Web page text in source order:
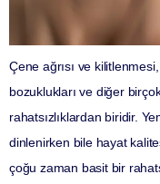
Çene ağrısı ve
bozuklukları ve diğer
rahatsızlıklardan biridir.
dinlenirken bile hayat
çoğu zaman basit bir